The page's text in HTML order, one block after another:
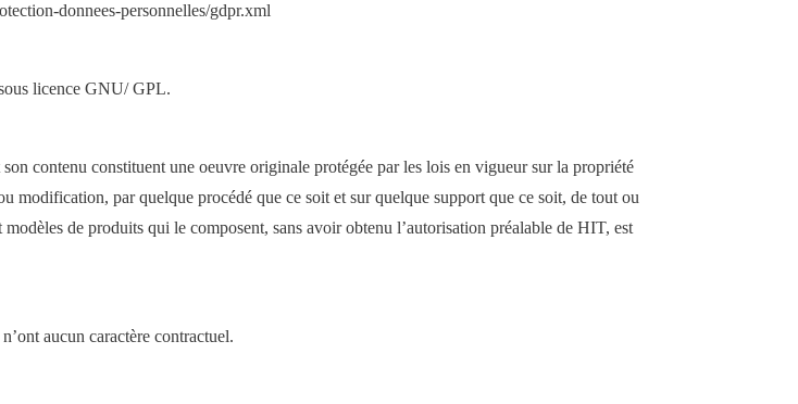
donnees-personnelles/gdpr.xml
licence GNU/ GPL.
contenu constituent une oeuvre originale protégée par les lois en vigueur sur la propriété
par quelque procédé que ce soit et sur quelque support que ce soit, de tout ou
de produits qui le composent, sans avoir obtenu l’autorisation préalable de HIT, est
aucun caractère contractuel.